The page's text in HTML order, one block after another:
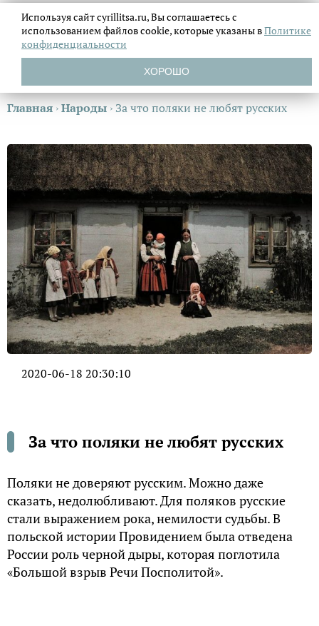
Главная ›Народы › За что поляки не любят русских
2020-06-18 20:30:10
За что поляки не любят русских
Поляки не доверяют русским. Можно даже
сказать, недолюбливают. Для поляков русские
стали выражением рока, немилости судьбы. В
польской истории Провидением была отведена
России роль черной дыры, которая поглотила
«Большой взрыв Речи Посполитой».
Используя сайт cyrillitsa.ru, Вы соглашаетесь с
использованием файловcookie, которые указаны вПолитике
конфиденциальности
ХОРОШО